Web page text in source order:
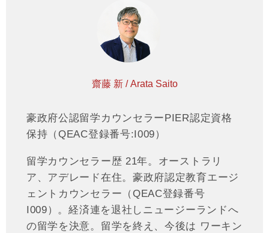
齋藤 新 / Arata Saito
豪政府公認留学カウンセラーPIER認定資格
保持（QEAC登録番号:I009）
留学カウンセラー歴 21年。オーストラリ
ア、アデレード在住。豪政府認定教育エージ
ェントカウンセラー（QEAC登録番号
I009）。経済連を退社しニュージーランドへ
の留学を決意。留学を終え、今後は ワーキン